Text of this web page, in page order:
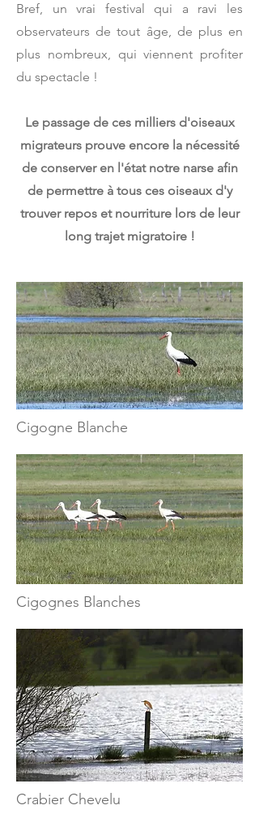
Bref, un vrai festival qui a ravi les
observateurs de tout âge, de plus en
plus nombreux, qui viennent profiter
du spectacle !
Le passage de ces milliers d'oiseaux
migrateurs prouve encore la nécessité
de conserver en l'état notre narse afin
de permettre à tous ces oiseaux d'y
trouver repos et nourriture lors de leur
long trajet migratoire !
Cigogne Blanche
Cigognes Blanches
Crabier Chevelu